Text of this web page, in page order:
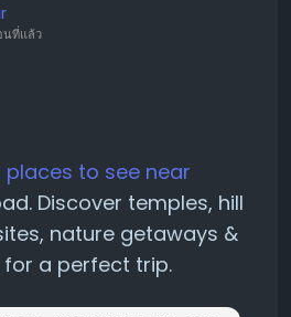
นที่แล้ว
places to see near
Discover temples, hill
nature getaways &
a perfect trip.